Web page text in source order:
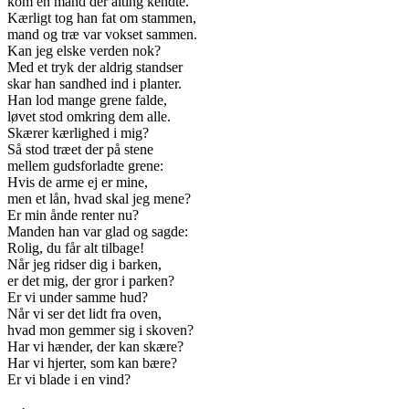
Kærligt tog han fat om stammen,
mand og træ var vokset sammen.
Kan jeg elske verden nok?
Med et tryk der aldrig standser
skar han sandhed ind i planter.
Han lod mange grene falde,
løvet stod omkring dem alle.
Skærer kærlighed i mig?
Så stod træet der på stene
mellem gudsforladte grene:
Hvis de arme ej er mine,
men et lån, hvad skal jeg mene?
Er min ånde renter nu?
Manden han var glad og sagde:
Rolig, du får alt tilbage!
Når jeg ridser dig i barken,
er det mig, der gror i parken?
Er vi under samme hud?
Når vi ser det lidt fra oven,
hvad mon gemmer sig i skoven?
Har vi hænder, der kan skære?
Har vi hjerter, som kan bære?
Er vi blade i en vind?